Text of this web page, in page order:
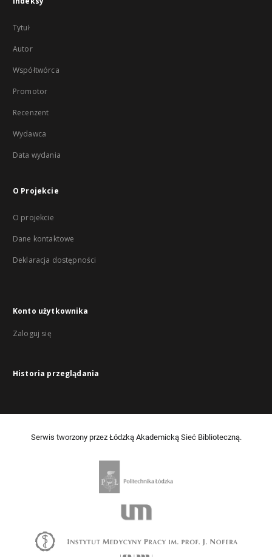
Tytuł
Autor
Współtwórca
Promotor
Recenzent
Wydawca
Data wydania
O Projekcie
O projekcie
Dane kontaktowe
Deklaracja dostępności
Konto użytkownika
Zaloguj się
Historia przeglądania
Serwis tworzony przez Łódzką Akademicką Sieć Biblioteczną.